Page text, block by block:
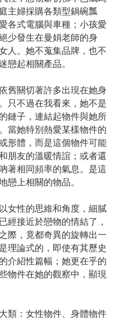
主婦採購各類型鍋碗瓢
各式電腦與車種；小孩愛
少發生在曼娟老師的身
人。她不蒐集品牌，也不
戀起相關產品。
舊關切著許多出現在她身
只不過在我看來，她不是
鏈子，連結起物件與她所
當她特別熱愛某樣物件的
形體，而是這個物件可能
朋友的溫暖情誼；或者還
著相同頻率的氣息。是這
戀上相關的物品。
女性的思維和角度，細膩
經接近於戀物的情結了，
際，竟都奇異的旋轉出一
理論式的，即使有其歷史
介紹性篇幅；她更在乎的
物件在她的觀察中，顯現
類：女性物件、身體物件